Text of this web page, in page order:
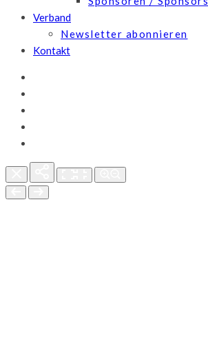
Verband
Newsletter abonnieren
Kontakt